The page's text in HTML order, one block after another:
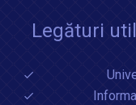
Legături